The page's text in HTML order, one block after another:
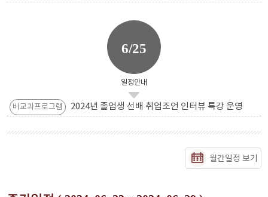
6/25
일정안내
비교과프로그램 2024년 졸업생 선배 취업조언 인터뷰 특강 운영
월간일정 보기